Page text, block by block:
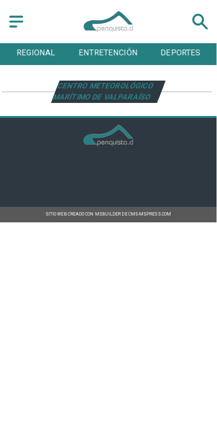
REGIONAL ENTRETENCIÓN DEPORTES
CENTRO METEOROLÓGICO
MARÍTIMO DE VALPARAÍSO
SITIO WEB CREADO CON MSBUILDER DE CMS-MSPRESS.COM